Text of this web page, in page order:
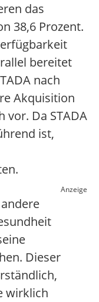
das
38,6 Prozent.
bereitet
nach
Akquisition
vor. Da STADA
ist,
Anzeige
Dieser
wirklich